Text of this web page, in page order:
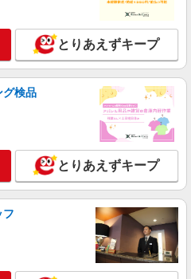
未経験OKの人間関係に悩まない
住STAFF
〜2250円 ＜日払い有/週払い有/交
ソリン代含む)＞
詳細を見る
ト柔軟で長く働きやすいシニア向
円〜2250円 ＜日払い有/週払い有/交
面市稲≪最寄り駅：牧落≫
とりあえずキープ
グ検品
とりあえずキープ
フ